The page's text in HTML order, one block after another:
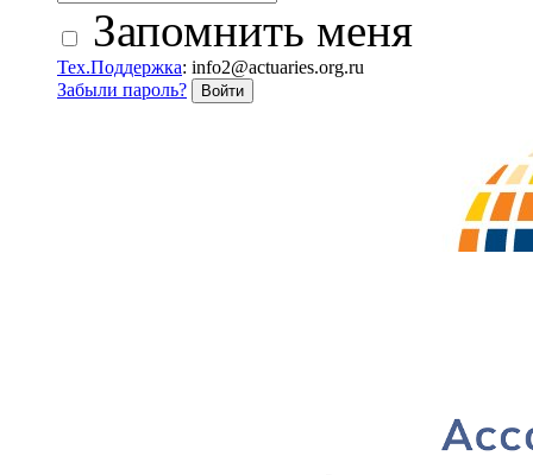
Запомнить меня
Тех.Поддержка: info2@actuaries.org.ru
Забыли пароль?
Войти